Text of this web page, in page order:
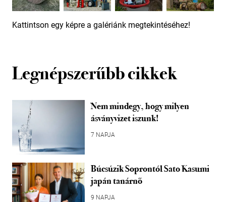
Kattintson egy képre a galériánk megtekintéséhez!
Legnépszerűbb cikkek
Nem mindegy, hogy milyen
ásványvizet iszunk!
7 NAPJA
Búcsúzik Soprontól Sato Kasumi
japán tanárnő
9 NAPJA